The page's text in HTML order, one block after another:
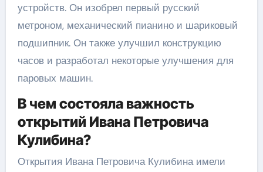
устройств. Он изобрел первый русский
метроном, механический пианино и шариковый
подшипник. Он также улучшил конструкцию
часов и разработал некоторые улучшения для
паровых машин.
В чем состояла важность
открытий Ивана Петровича
Кулибина?
Открытия Ивана Петровича Кулибина имели